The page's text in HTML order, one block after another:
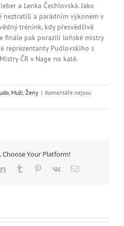
a Lenka Čechlovská. Jako
neztratili a parádním výkonem v
trénink, kdy přesvědčivě
finále pak porazili loňské mistry
reprezentanty Pudlovskiho s
ČR v Nage no katě.
, Muži, Ženy | Komentáře nejsou
Choose Your Platform!
LinkedInTumblr Pinterest
Vk
E-